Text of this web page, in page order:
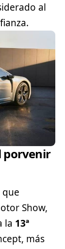
al
porvenir
que
Show,
la 13ª
más